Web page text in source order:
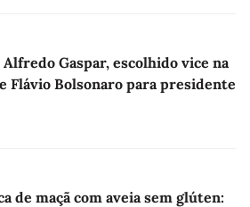
Alfredo Gaspar, escolhido vice na
Flávio Bolsonaro para presidente
de maçã com aveia sem glúten: